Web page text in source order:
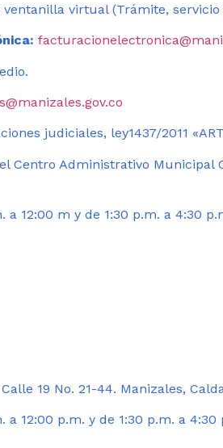
virtual (Trámite, servicio
judiciales, ley1437/2011
Centro Administrativo Municipal
a 12:00 m y de 1:30 p.m. a 4:30
19 No. 21-44. Manizales,
a 12:00 p.m. y de 1:30 p.m. a